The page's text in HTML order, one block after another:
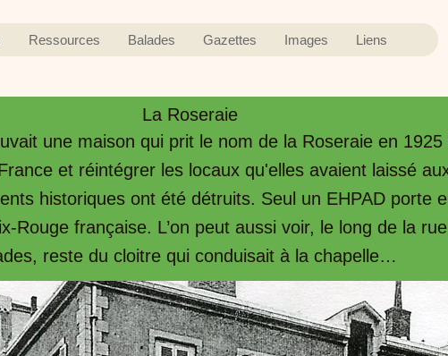
Ressources Balades Gazettes Images Liens
La Roseraie
une maison qui prit le nom de la Roseraie en
et réintégrer les locaux qu'elles avaient laissé
historiques ont été détruits. Seul un EHPAD porte
Rouge française. L’on peut aussi voir, le long de la
reste du cloitre qui conduisait à la chapelle…